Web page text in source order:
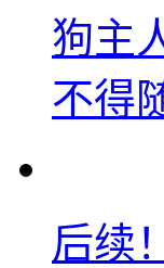
狗主
不得
后续